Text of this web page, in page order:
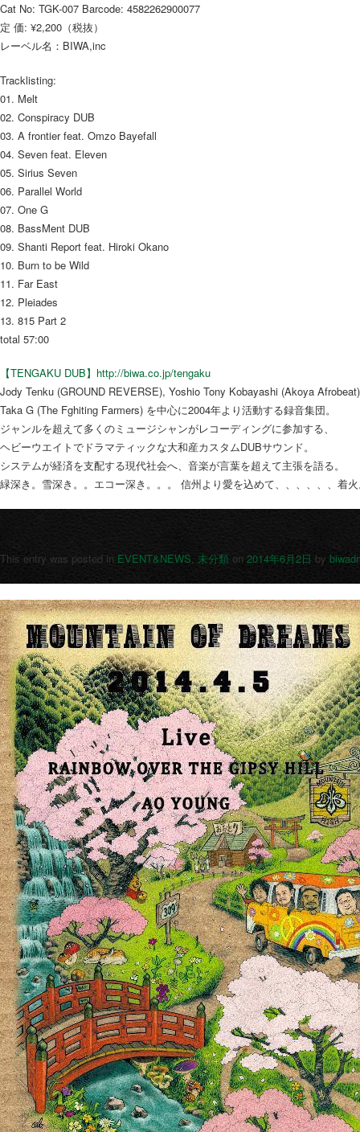
Cat No: TGK-007 Barcode: 4582262900077
定 価: ¥2,200（税抜）
レーベル名：BIWA,inc
Tracklisting:
01. Melt
02. Conspiracy DUB
03. A frontier feat. Omzo Bayefall
04. Seven feat. Eleven
05. Sirius Seven
06. Parallel World
07. One G
08. BassMent DUB
09. Shanti Report feat. Hiroki Okano
10. Burn to be Wild
11. Far East
12. Pleiades
13. 815 Part 2
total 57:00
【TENGAKU DUB】http://biwa.co.jp/tengaku
Jody Tenku (GROUND REVERSE), Yoshio Tony Kobayashi (Akoya
Taka G (The Fghiting Farmers) を中心に2004年より活動する録音集団。
ジャンルを超えて多くのミュージシャンがレコーディングに参加する、
ヘビーウエイトでドラマティックな大和産カスタムDUBサウンド。
システムが経済を支配する現代社会へ、音楽が言葉を超えて主張を語る。
緑深き。雪深き。。エコー深き。。。 信州より愛を込めて、、、、、、着
This entry was posted in EVENT&NEWS 未分類 on 2014年6月2日 by